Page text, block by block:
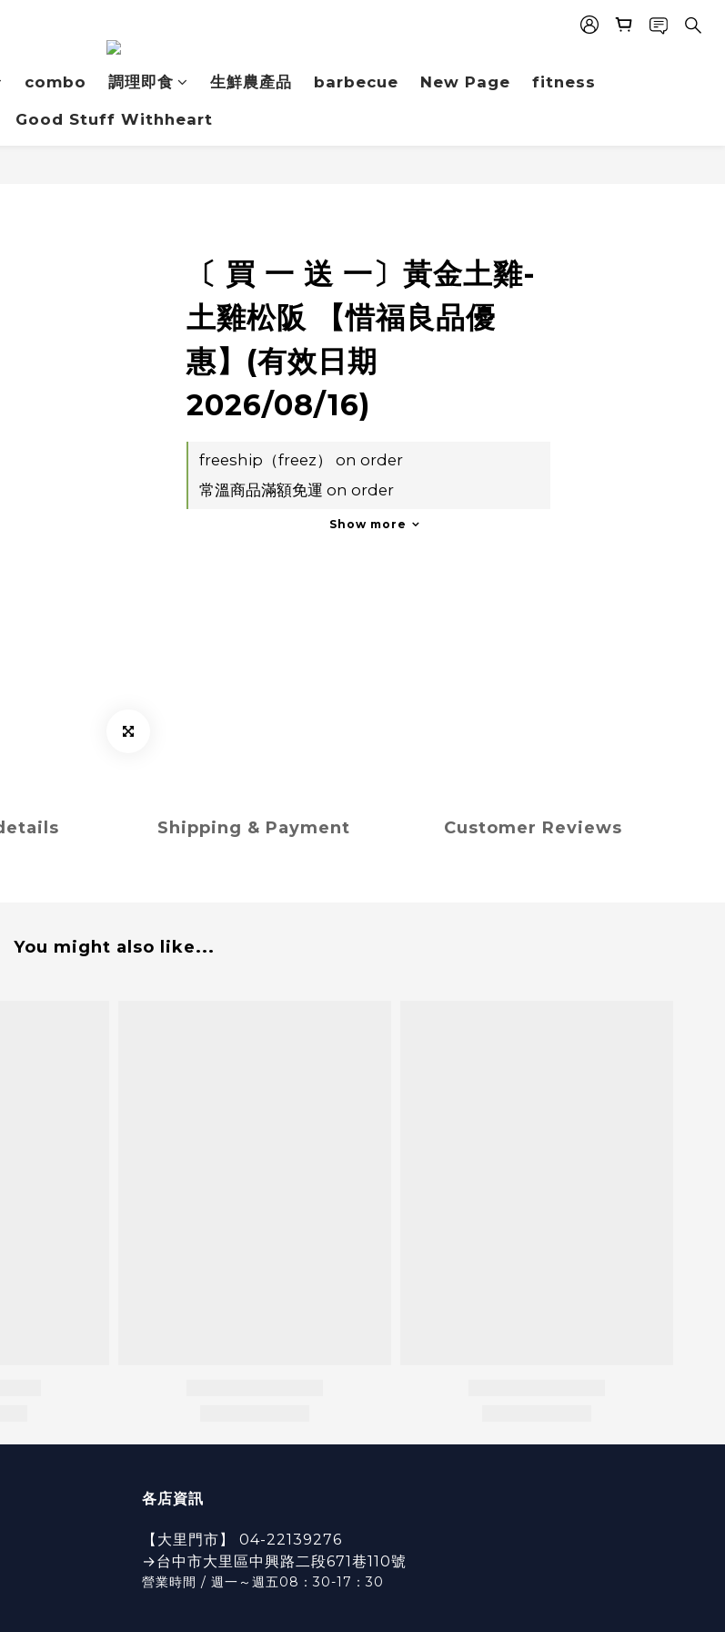
combo 調理即食 生鮮農產品 barbecue New Page fitness
Good Stuff Withheart
〔 買 一 送 一〕黃金土雞-
土雞松阪 【惜福良品優
惠】(有效日期
2026/08/16)
freeship（freez） on order
常溫商品滿額免運 on order
Show more
Shipping & Payment Customer Reviews
You might also like...
各店資訊
【大里門市】 04-22139276
→台中市大里區中興路二段671巷110號
營業時間 / 週一～週五08：30-17：30